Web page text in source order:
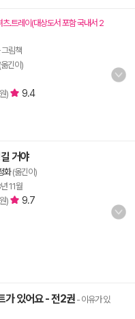
.트레이(대상도서 포함 국내서 2
림책
긴이)
)
9.4
거야
화(옮긴이)
11월
)
9.7
가 있어요 - 전2권 - 이유가 있